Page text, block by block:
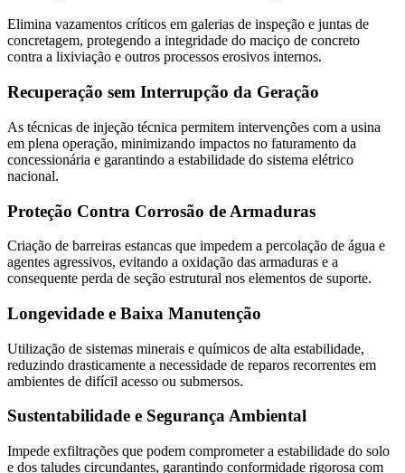
Elimina vazamentos críticos em galerias de inspeção e juntas de
concretagem, protegendo a integridade do maciço de concreto
contra a lixiviação e outros processos erosivos internos.
Recuperação sem Interrupção da Geração
As técnicas de injeção técnica permitem intervenções com a usina
em plena operação, minimizando impactos no faturamento da
concessionária e garantindo a estabilidade do sistema elétrico
nacional.
Proteção Contra Corrosão de Armaduras
Criação de barreiras estancas que impedem a percolação de água e
agentes agressivos, evitando a oxidação das armaduras e a
consequente perda de seção estrutural nos elementos de suporte.
Longevidade e Baixa Manutenção
Utilização de sistemas minerais e químicos de alta estabilidade,
reduzindo drasticamente a necessidade de reparos recorrentes em
ambientes de difícil acesso ou submersos.
Sustentabilidade e Segurança Ambiental
Impede exfiltrações que podem comprometer a estabilidade do solo
e dos taludes circundantes, garantindo conformidade rigorosa com